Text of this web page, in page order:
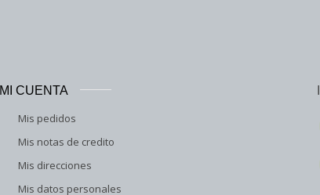
MI CUENTA
Mis pedidos
Mis notas de credito
Mis direcciones
Mis datos personales